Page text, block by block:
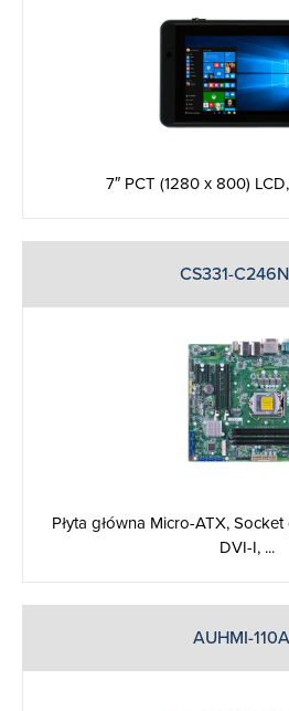
7″ PCT (1280 x 800)
CS331-
Płyta główna Micro-ATX,
DVI-I, ...
AUHMI-